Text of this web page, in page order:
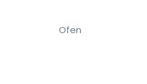
Ofen